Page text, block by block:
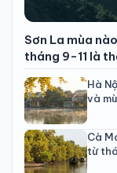
Sơn La mùa
tháng 9-11 là
Hà
và
Cà
từ